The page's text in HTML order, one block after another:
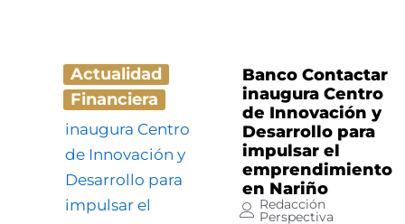
Actualidad
Financiera
Banco Contactar
inaugura Centro
de Innovación y
Desarrollo para
impulsar el
emprendimiento
en Nariño
Redacción
Perspectiva